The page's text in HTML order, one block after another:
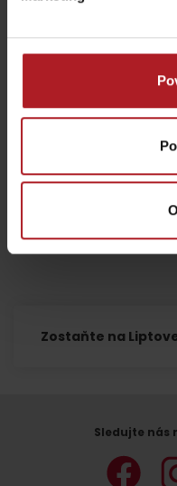
videa,
akceptujte
Zostaňte na
Sledujte nás